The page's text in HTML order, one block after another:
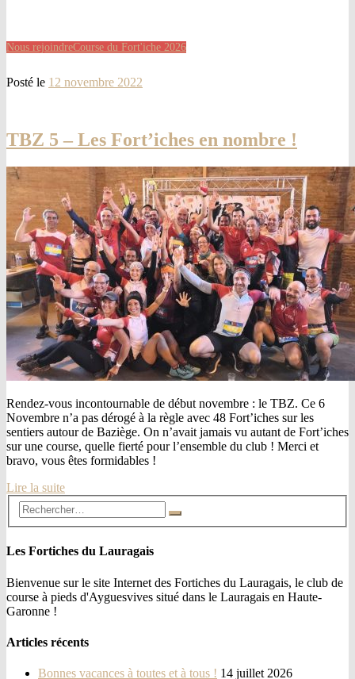
Nous rejoindreCourse du Fort'iche 2026
Posté le 12 novembre 2022
TBZ 5 – Les Fort’iches en nombre !
Rendez-vous incontournable de début novembre : le TBZ. Ce 6
Novembre n’a pas dérogé à la règle avec 48 Fort’iches sur les
sentiers autour de Baziège. On n’avait jamais vu autant de Fort’iches
sur une course, quelle fierté pour l’ensemble du club ! Merci et
bravo, vous êtes formidables !
Lire la suite
Les Fortiches du Lauragais
Bienvenue sur le site Internet des Fortiches du Lauragais, le club de
course à pieds d'Ayguesvives situé dans le Lauragais en Haute-
Garonne !
Articles récents
Bonnes vacances à toutes et à tous ! 14 juillet 2026